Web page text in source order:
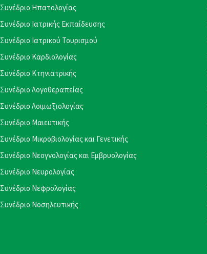
Συνέδριο Ηπατολογίας
Συνέδριο Ιατρικής Εκπαίδευσης
Συνέδριο Ιατρικού Τουρισμού
Συνέδριο Καρδιολογίας
Συνέδριο Κτηνιατρικής
Συνέδριο Λογοθεραπείας
Συνέδριο Λοιμωξιολογίας
Συνέδριο Μαιευτικής
Συνέδριο Μικροβιολογίας και Γενετικής
Συνέδριο Νεογνολογίας και Εμβρυολογίας
Συνέδριο Νευρολογίας
Συνέδριο Νεφρολογίας
Συνέδριο Νοσηλευτικής